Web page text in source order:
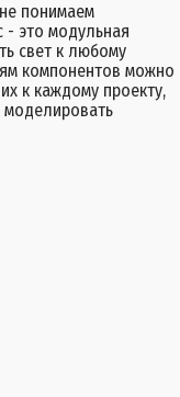
понимаем
- это модульная
свет к любому
компонентов можно
к каждому проекту,
моделировать